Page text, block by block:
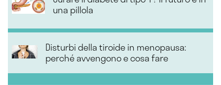
una pillola
Disturbi della tiroide in menopausa:
perché avvengono e cosa fare